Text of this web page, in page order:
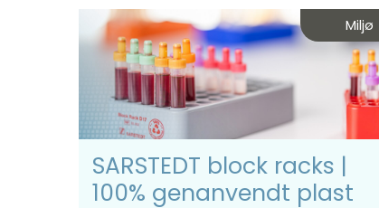
Miljø
SARSTEDT block racks |
100% genanvendt plast